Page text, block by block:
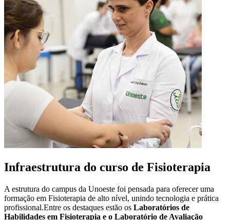
Infraestrutura do curso de Fisioterapia
A estrutura do campus da Unoeste foi pensada para oferecer uma
formação em Fisioterapia de alto nível, unindo tecnologia e prática
profissional.Entre os destaques estão os Laboratórios de
Habilidades em Fisioterapia e o Laboratório de Avaliação